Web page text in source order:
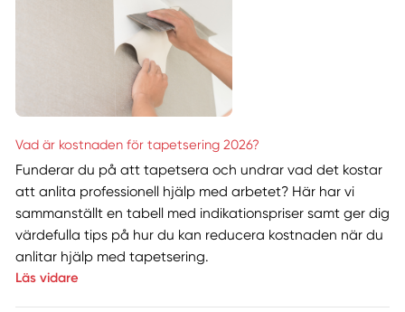
Vad är kostnaden för tapetsering 2026?
Funderar du på att tapetsera och undrar vad det kostar
att anlita professionell hjälp med arbetet? Här har vi
sammanställt en tabell med indikationspriser samt ger dig
värdefulla tips på hur du kan reducera kostnaden när du
anlitar hjälp med tapetsering.
Läs vidare